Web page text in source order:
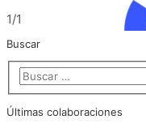
1/1
Buscar
Últimas colaboraciones